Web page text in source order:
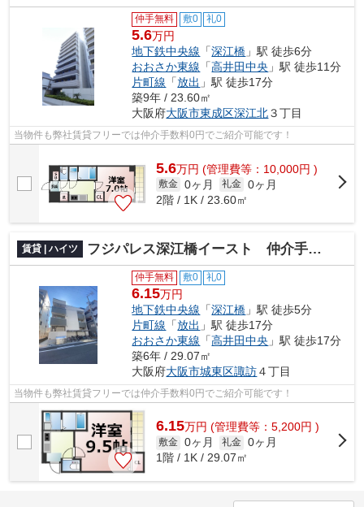
仲手無料 敷0 礼0
5.6万円
地下鉄中央線 「深江橋 」駅 徒歩6分
おおさか東線 「高井田中央 」駅 徒歩11分
片町線 「放出 」駅 徒歩17分
築9年 / 23.60㎡
大阪府大阪市東成区深江北３丁目
当物件も弊社賃貸フリーでは仲介手数料0円でご紹介可能です！
5.6万円 (管理費等：10,000円 )
敷金 0ヶ月 礼金 0ヶ月
2階 / 1K / 23.60㎡
賃貸 | ハイツ フジパレス深江橋イースト 仲介手数料無料
仲手無料 敷0 礼0
6.15万円
地下鉄中央線 「深江橋 」駅 徒歩5分
片町線 「放出 」駅 徒歩17分
おおさか東線 「高井田中央 」駅 徒歩17分
築6年 / 29.07㎡
大阪府大阪市城東区諏訪４丁目
当物件も弊社賃貸フリーでは仲介手数料0円でご紹介可能です！
6.15万円 (管理費等：5,200円 )
敷金 0ヶ月 礼金 0ヶ月
1階 / 1K / 29.07㎡